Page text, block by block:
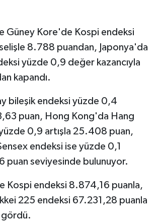
Güney Kore'de Kospi endeksi
8.788 puandan, Japonya'da
yüzde 0,9 değer kazancıyla
kapandı.
bileşik endeksi yüzde 0,4
puan, Hong Kong'da Hang
0,9 artışla 25.408 puan,
endeksi ise yüzde 0,1
puan seviyesinde bulunuyor.
Kospi endeksi 8.874,16 puanla,
225 endeksi 67.231,28 puanla
gördü.